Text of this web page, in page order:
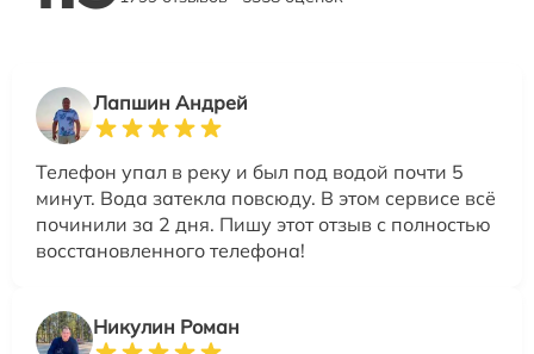
Лапшин Андрей
Телефон упал в реку и был под водой почти 5
минут. Вода затекла повсюду. В этом сервисе всё
починили за 2 дня. Пишу этот отзыв с полностью
восстановленного телефона!
Никулин Роман